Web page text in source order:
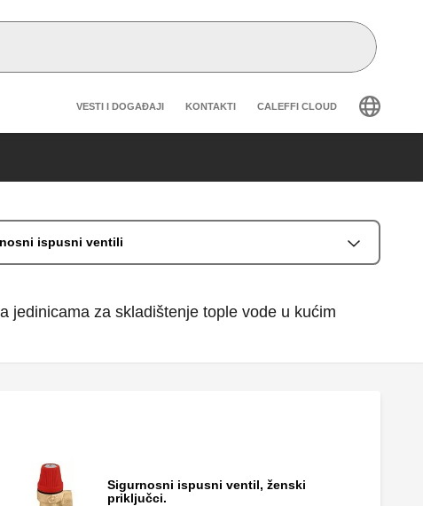
Header secondary navigation
VESTI I DOGAĐAJI KONTAKTI CALEFFI CLOUD
ispusni ventili
jedinicama za skladištenje tople vode u kućim
Sigurnosni ispusni ventil, ženski
priključci.